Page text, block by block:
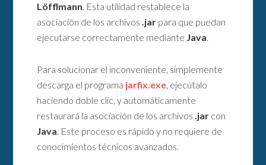
Löfflmann. Esta utilidad restablece la
asociación de los archivos.jar para que puedan
ejecutarse correctamente mediante Java.
Para solucionar el inconveniente, simplemente
descarga el programa jarfix.exe, ejecútalo
haciendo doble clic, y automáticamente
restaurará la asociación de los archivos.jar con
Java. Este proceso es rápido y no requiere de
conocimientos técnicos avanzados.